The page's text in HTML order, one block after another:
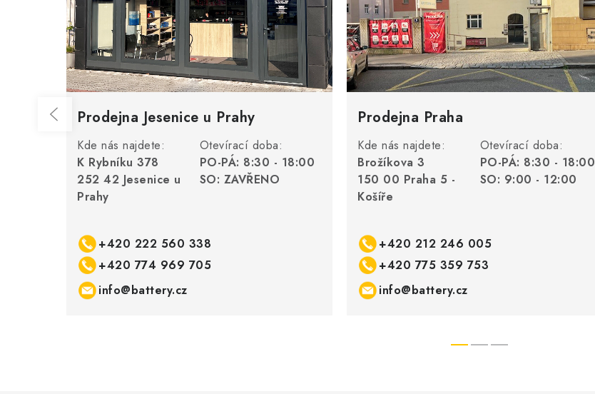
Prodejna Jesenice u Prahy
Kde nás najdete:
K Rybníku 378
252 42 Jesenice u
Prahy
Otevírací doba:
PO-PÁ: 8:30 - 18:00
SO: ZAVŘENO
+420 222 560 338
+420 774 969 705
info@battery.cz
Prodejna Praha
Kde nás najdete:
Brožíkova 3
150 00 Praha 5 -
Košíře
Otevírací doba:
PO-PÁ: 8:30 - 18:00
SO: 9:00 - 12:00
+420 212 246 005
+420 775 359 753
info@battery.cz